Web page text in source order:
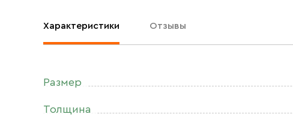
Характеристики Отзывы
Размер
Толщина